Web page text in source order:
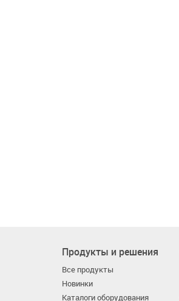
Продукты и решения
Все продукты
Новинки
Каталоги оборудования